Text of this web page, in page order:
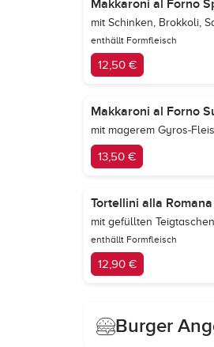
Makkaroni al Forno
mit Schinken, Brokkoli,
enthällt Formfleisch
12,50 €
Makkaroni al Forno
mit magerem Gyros-
13,50 €
Tortellini alla Romana
mit gefüllten
enthällt Formfleisch
12,90 €
Burger